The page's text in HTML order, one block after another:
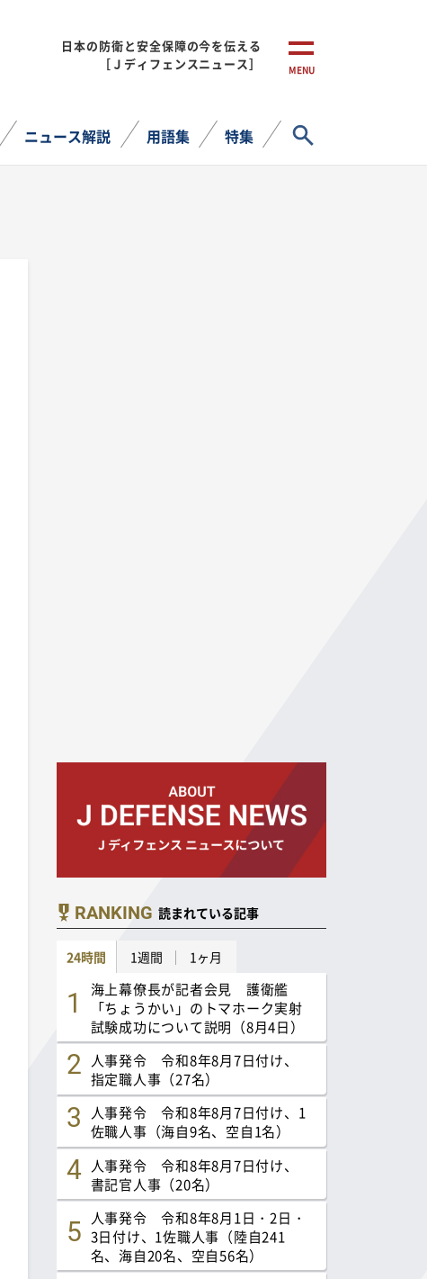
日本の防衛と安全保障の今を伝える
［Ｊディフェンスニュース］
MENU
ニュース解説 用語集 特集
RANKING 読まれている記事
24時間 1週間 1ヶ月
海上幕僚長が記者会見 護衛艦
「ちょうかい」のトマホーク実射
試験成功について説明（8月4日）
人事発令 令和8年8月7日付け、
指定職人事（27名）
人事発令 令和8年8月7日付け、1
佐職人事（海自9名、空自1名）
人事発令 令和8年8月7日付け、
書記官人事（20名）
人事発令 令和8年8月1日・2日・
3日付け、1佐職人事（陸自241
名、海自20名、空自56名）